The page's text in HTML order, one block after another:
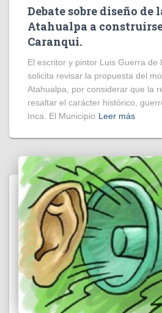
Debate sobre diseño de
Atahualpa a
Caranqui.
El escritor y pintor Luis Guerra de
solicita revisar la propuesta del
Atahualpa, por considerar que la
resaltar el carácter histórico,
Inca. El Municipio Leer más